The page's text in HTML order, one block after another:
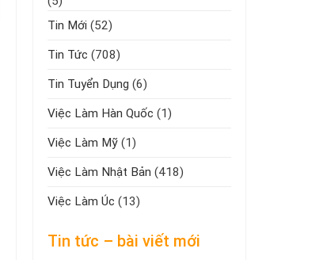
Tin Mới (52)
Tin Tức (708)
Tin Tuyển Dụng (6)
Việc Làm Hàn Quốc (1)
Việc Làm Mỹ (1)
Việc Làm Nhật Bản (418)
Việc Làm Úc (13)
Tin tức – bài viết mới